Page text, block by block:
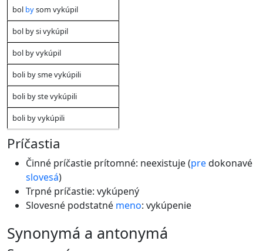
bol bysom vykúpil
bol by si vykúpil
bol by vykúpil
boli by sme vykúpili
boli by ste vykúpili
boli by vykúpili
Príčastia
Činné príčastie prítomné: neexistuje (predokonavé
slovesá)
Trpné príčastie: vykúpený
Slovesné podstatné meno: vykúpenie
synonymá a antonymá